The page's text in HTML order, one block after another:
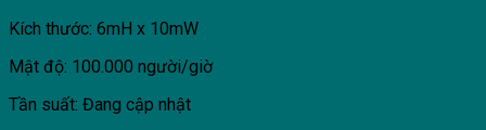
Kích thước: 6mH x 10mW
Mật độ: 100.000 người/giờ
Tần suất: Đang cập nhật